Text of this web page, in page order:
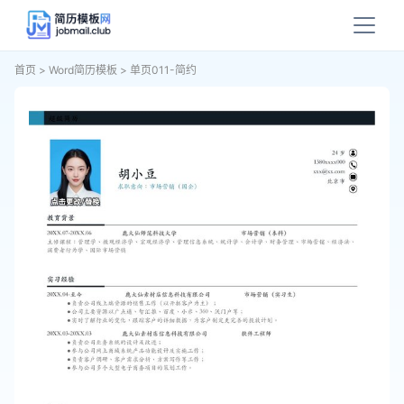
首页 > Word简历模板 > 单页011-简约